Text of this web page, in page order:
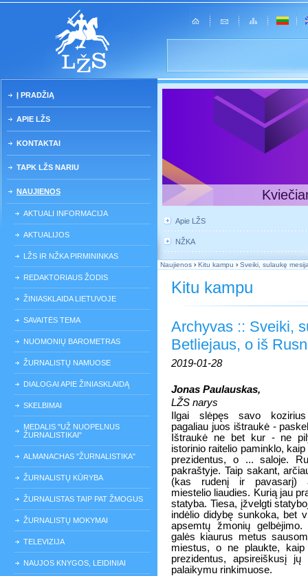
Į PRADŽIĄ
APIE LŽS
KONTAKTAI
TAPK LŽS NARIU
NAUJIENOS
AKTUALI INFORMACIJA
AKTUALIJOS
LŽS IR NŽKA PIRMININKAS
REDAKTORIAUS ŽODIS
ŽINIASKLAIDA LIETUVOJE
SAVAITĖS TEMA
NUOMONIŲ BAROMETRAS
ŽURNALISTŲ NAMUOSE
DIALOGAI APIE ŽINIASKLAIDĄ
SKELBIMAI
MEDALIS "UŽ NUOPELNUS
ŽURNALISTIKAI"
ALMANACHAS "ŽURNALISTIKA"
ŽURNALISTŲ KŪRYBA
ŽURNALISTAS TAIP PAT ŽMOGUS
ŽURNALISTŲ MOKYMAI
TELEVIZIJA
NAUJOS KNYGOS, LEIDINIAI
Apie LŽS
NŽKA
Naujienos › Kitu kampu › Sveiki, sulaukę
Kitu kampu
Archyvas :: Sveiki,
Betliejaus, o iš
2019-01-28
Jonas Paulauskas,
LŽS narys
Ilgai slėpęs savo
pagaliau juos ištraukė -
Ištraukė ne bet kur - ne
istorinio raitelio paminklo,
prezidentus, o ... saloje.
pakraštyje. Taip sakant,
(kas rudenį ir pavasarį)
miestelio liaudies. Kurią jau
statyba. Tiesa, įžvelgti
indėlio didybę sunkoka, bet
apsemtų žmonių
galės kiaurus metus
miestus, o ne plaukte,
prezidentus, apsireiškusį
palaikymu rinkimuose.